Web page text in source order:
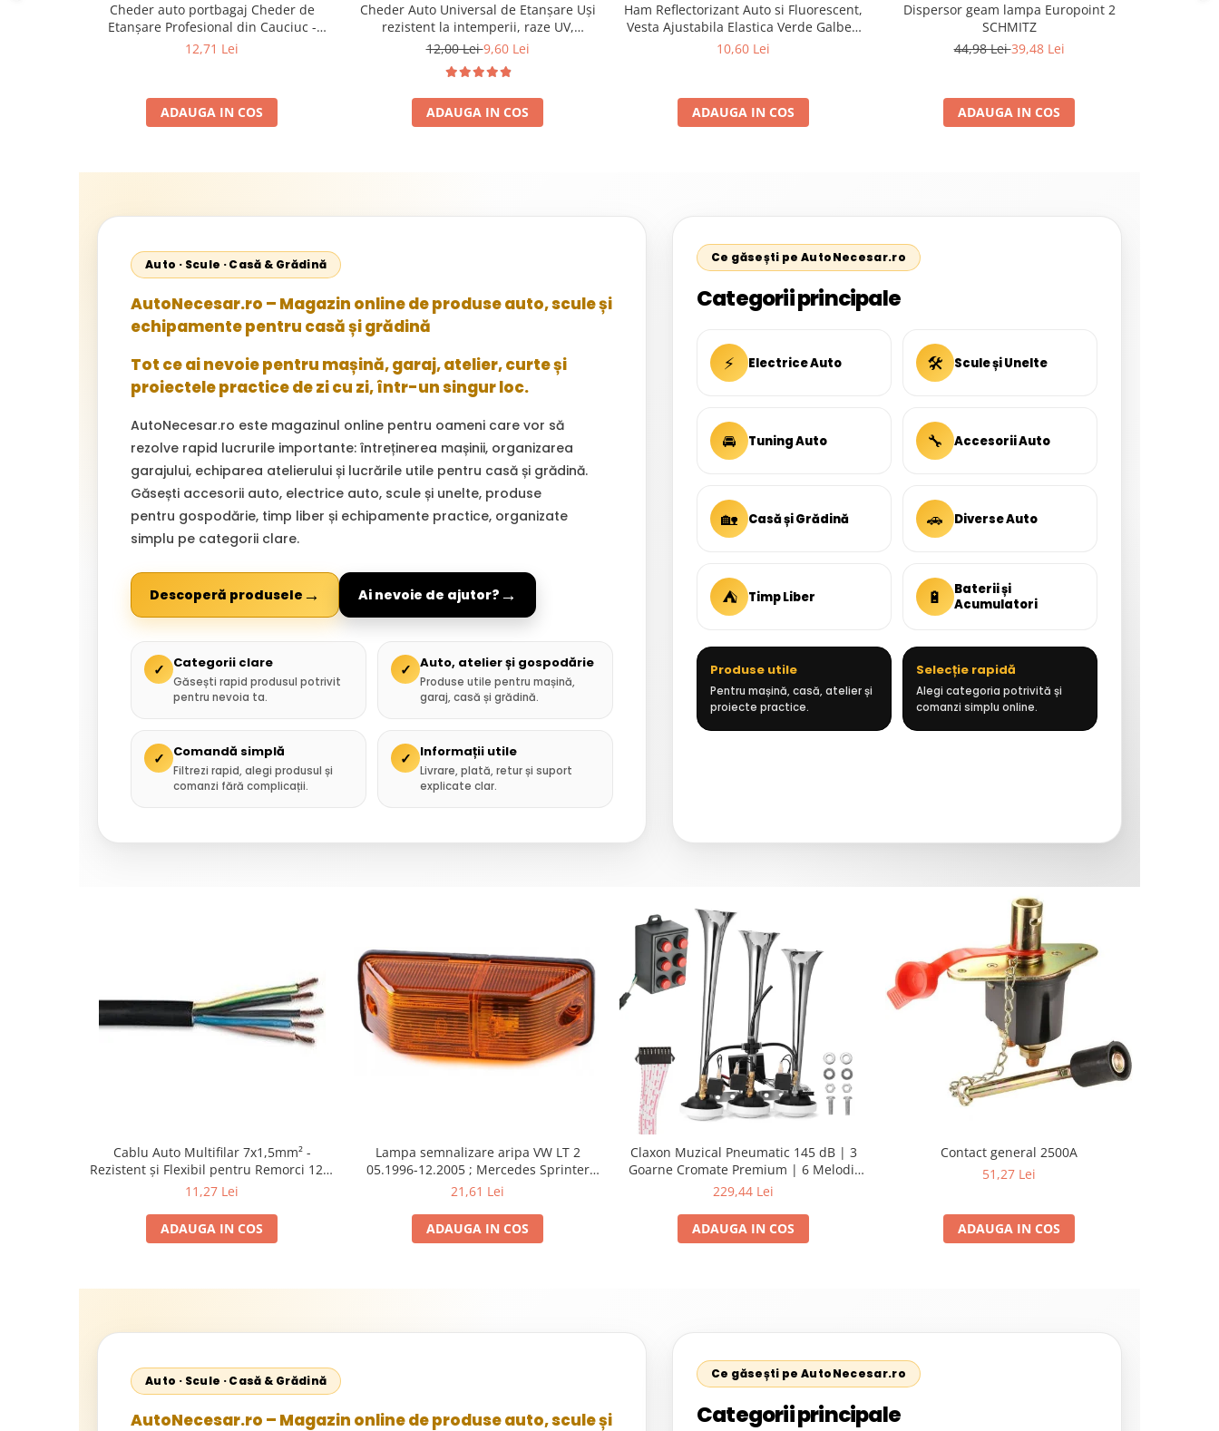
Cheder auto portbagaj Cheder de
Etanșare Profesional din Cauciuc -
Rezistent la Apă și Temperaturi Înalte,
12,71 Lei
ADAUGA IN COS
Cheder Auto Universal de Etanșare Uși
rezistent la intemperii, raze UV,
îmbătrânire și temperaturi extreme
12,00 Lei9,60 Lei
ADAUGA IN COS
Ham Reflectorizant Auto si Fluorescent,
Vesta Ajustabila Elastica Verde Galben
Neon, Marime Universala Unisex pentru
10,60 Lei
ADAUGA IN COS
Dispersor geam lampa Europoint 2
SCHMITZ
44,98 Lei39,48 Lei
ADAUGA IN COS
Auto · Scule · Casă & Grădină
AutoNecesar.ro – Magazin online de produse auto, scule și
echipamente pentru casă și grădină
Tot ce ai nevoie pentru mașină, garaj, atelier, curte și
proiectele practice de zi cu zi, într-un singur loc.
AutoNecesar.ro este magazinul online pentru oameni care vor să
rezolve rapid lucrurile importante: întreținerea mașinii, organizarea
garajului, echiparea atelierului și lucrările utile pentru casă și grădină.
Găsești accesorii auto, electrice auto, scule și unelte, produse
pentru gospodărie, timp liber și echipamente practice, organizate
simplu pe categorii clare.
Descoperă produsele → Ai nevoie de ajutor? →
✓ Categorii clare
Găsești rapid produsul potrivit
pentru nevoia ta.
✓ Auto, atelier și gospodărie
Produse utile pentru mașină,
garaj, casă și grădină.
✓ Comandă simplă
Filtrezi rapid, alegi produsul și
comanzi fără complicații.
✓ Informații utile
Livrare, plată, retur și suport
explicate clar.
Ce găsești pe AutoNecesar.ro
Categorii principale
⚡ Electrice Auto 🛠 Scule și Unelte
🚘 Tuning Auto 🔧 Accesorii Auto
🏡 Casă și Grădină 🚗 Diverse Auto
⛺ Timp Liber 🔋
Baterii și
Acumulatori
Produse utile
Pentru mașină, casă, atelier și
proiecte practice.
Selecție rapidă
Alegi categoria potrivită și
comanzi simplu online.
Cablu Auto Multifilar 7x1,5mm² -
Rezistent și Flexibil pentru Remorci 12V-
24V
11,27 Lei
ADAUGA IN COS
Lampa semnalizare aripa VW LT 2
05.1996-12.2005 ; Mercedes Sprinter
1995-2002, 512D-814 DA; Actros 1996-
Starliner,Centroliner, Cityliner;
21,61 Lei
ADAUGA IN COS
Claxon Muzical Pneumatic 145 dB | 3
Goarne Cromate Premium | 6 Melodii
Selectabile
229,44 Lei
ADAUGA IN COS
Contact general 2500A
51,27 Lei
ADAUGA IN COS
Auto · Scule · Casă & Grădină
AutoNecesar.ro – Magazin online de produse auto, scule și
Ce găsești pe AutoNecesar.ro
Categorii principale